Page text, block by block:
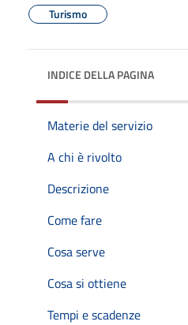
Turismo
INDICE DELLA PAGINA
Materie del servizio
A chi è rivolto
Descrizione
Come fare
Cosa serve
Cosa si ottiene
Tempi e scadenze